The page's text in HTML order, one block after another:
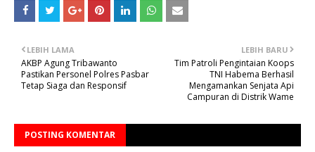
LEBIH BARU
Tim Patroli Pengintaian Koops
TNI Habema Berhasil
Mengamankan Senjata Api
Campuran di Distrik Wame
LEBIH LAMA
AKBP Agung Tribawanto
Pastikan Personel Polres Pasbar
Tetap Siaga dan Responsif
POSTING KOMENTAR